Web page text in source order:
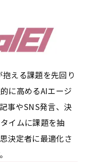
える課題を先回り
に高めるAIエージ
事やSNS発言、決
イムに課題を抽
決定者に最適化さ